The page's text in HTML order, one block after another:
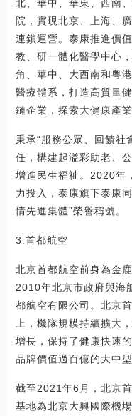
北、華中、華東、西南
院，實現北京、上海、
連鎖運營。泰康推進價
教、研一體化醫學中心
角、華中、大西南和粵
醫療體系，打造高質量
鏈企業，探索大健康產業
秉承“服務公眾、回饋社
任，構建起溢彩助老、
增進民生福祉。2020年
力投入，泰康旗下泰康
情先進集體”榮譽稱號。
3.首都航空
北京首都航空前身為金
2010年北京市政府與海
都航空有限公司。北京
上，機隊規模持續擴大
增長，保持了健康快速
品牌價值過百億的大中型
截至2021年6月，北京
基地為北京大興國際機